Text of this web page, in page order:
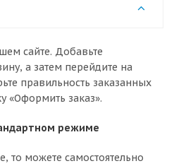
сайте. Добавьте
а затем перейдите на
правильность заказанных
«Оформить заказ».
режиме
то можете самостоятельно